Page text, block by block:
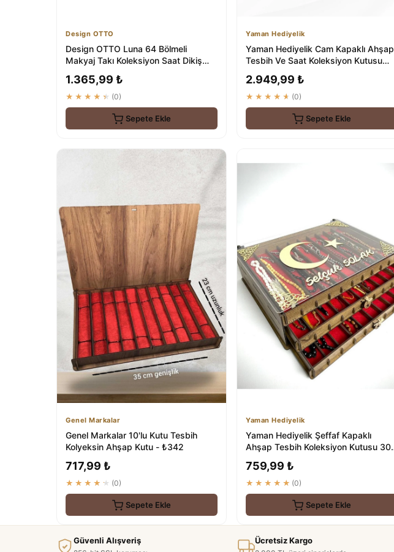
Design OTTO
Design OTTO Luna 64 Bölmeli
Makyaj Takı Koleksiyon Saat Dikiş
1.365,99 ₺
★★★★★ (0)
Sepete Ekle
Yaman Hediyelik
Yaman Hediyelik Cam Kapaklı Ahşap
Tesbih Ve Saat Koleksiyon Kutusu
2.949,99 ₺
★★★★★ (0)
Sepete Ekle
Genel Markalar
Genel Markalar 10'lu Kutu Tesbih
Kolyeksin Ahşap Kutu - ₺342
717,99 ₺
★★★★★ (0)
Sepete Ekle
Yaman Hediyelik
Yaman Hediyelik Şeffaf Kapaklı
Ahşap Tesbih Koleksiyon Kutusu 30
759,99 ₺
★★★★★ (0)
Sepete Ekle
Güvenli Alışveriş Ücretsiz Kargo